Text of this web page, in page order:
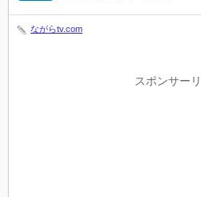
ながらtv.com
スポンサー